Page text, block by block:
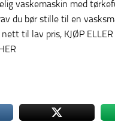
vaskemaskin med
du bør stille til en
til lav pris, KJØP ELLER